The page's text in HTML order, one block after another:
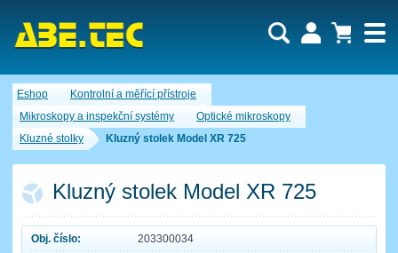
Eshop
Kontrolní a měřící přístroje
Mikroskopy a inspekční systémy
Optické mikroskopy
Kluzné stolky
Kluzný stolek Model XR 725
Kluzný stolek Model XR 725
Obj. číslo:
203300034
Nákupní košík je momentálně prázdný.
Počet produktů:0
Cena celkem:0,00 CZK
Uživatel:
Heslo:
Zapomenuté heslo Nová registrace